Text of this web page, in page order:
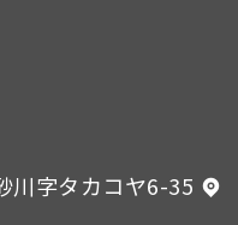
川字タカコヤ6-35